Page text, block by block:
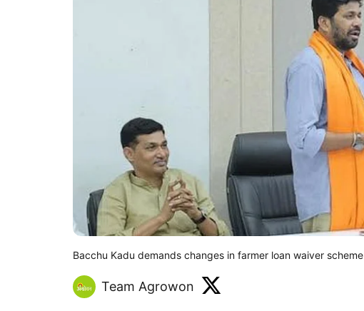
Bacchu Kadu demands changes in farmer loan waiver scheme
Team Agrowon